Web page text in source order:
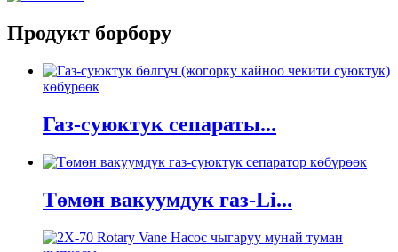
Продукт борбору
көбүрөөк
Газ-суюктук сепараты...
көбүрөөк
Төмөн вакуумдук газ-Li...